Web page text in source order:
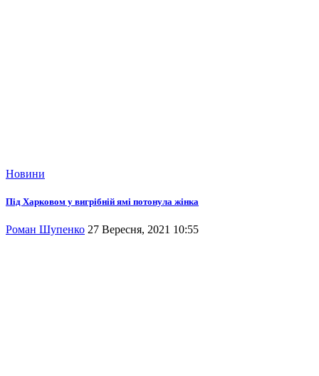
Новини
Під Харковом у вигрібній ямі потонула жінка
Роман Шупенко 27 Вересня, 2021 10:55